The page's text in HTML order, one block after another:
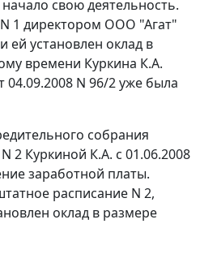
свою деятельность.
1 директором ООО "Агат"
ей установлен оклад в
времени Куркина К.А.
04.09.2008 N 96/2 уже была
собрания
2 Куркиной К.А. с 01.06.2008
заработной платы.
расписание N 2,
оклад в размере